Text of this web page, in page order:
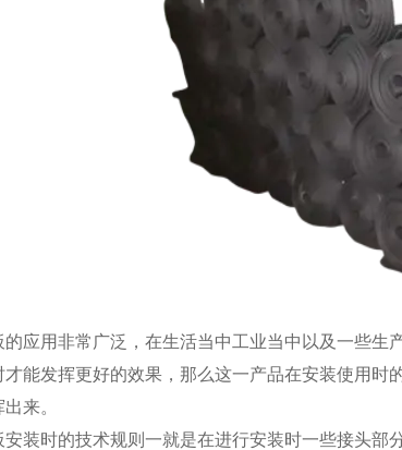
的应用非常广泛，在生活当中工业当中以及一些生
才能发挥更好的效果，那么这一产品在安装使用
来。
安装时的技术规则一就是在进行安装时一些接头